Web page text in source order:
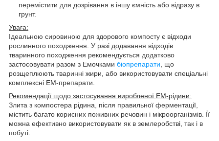
перемістити для дозрівання в іншу ємність або відразу в
грунт.
Увага:
Ідеальною сировиною для здорового компосту є відходи
рослинного походження. У разі додавання відходів
тваринного походження рекомендується додатково
застосовувати разом з Емочками біопрепарати , що
розщеплюють тваринні жири, або використовувати спеціальні
комплексні ЕМ-препарати.
Рекомендації щодо застосування виробленої ЕМ-рідини:
Злита з компостера рідина, після правильної ферментації,
містить багато корисних поживних речовин і мікроорганізмів. Її
можна ефективно використовувати як в землеробстві, так і в
побуті: